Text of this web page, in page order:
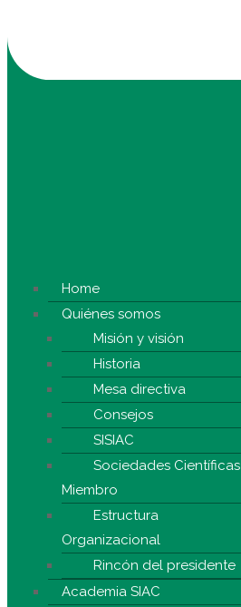
Home
Quiénes somos
Misión y visión
Historia
Mesa directiva
Consejos
SISIAC
Sociedades Científicas
Miembro
Estructura
Organizacional
Rincón del presidente
Academia SIAC